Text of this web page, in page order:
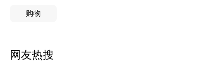
购物
网友热搜